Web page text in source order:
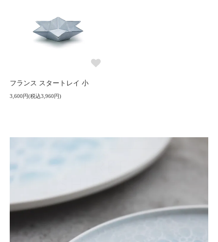
フランス スタートレイ 小
3,600円(税込3,960円)